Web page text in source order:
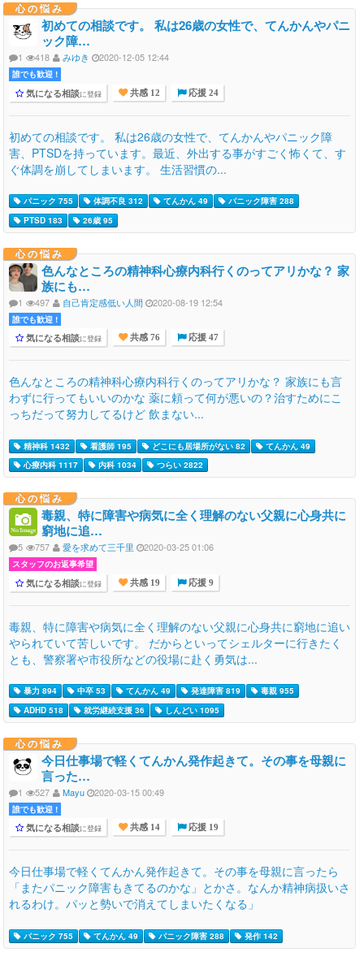
心の悩み
初めての相談です。 私は26歳の女性で、てんかんやパニ
ック障…
1 418 みゆき 2020-12-05 12:44
誰でも歓迎 !
気になる相談に登録 共感 12 応援 24
初めての相談です。 私は26歳の女性で、てんかんやパニック障
害、PTSDを持っています。最近、外出する事がすごく怖くて、す
ぐ体調を崩してしまいます。 生活習慣の...
パニック 755 体調不良 312 てんかん 49
パニック障害 288
PTSD 183
26歳 95
心の悩み
色んなところの精神科心療内科行くのってアリかな？ 家
族にも…
1 497 自己肯定感低い人間 2020-08-19 12:54
誰でも歓迎 !
気になる相談に登録 共感 76 応援 47
色んなところの精神科心療内科行くのってアリかな？ 家族にも言
わずに行ってもいいのかな 薬に頼って何が悪いの？治すためにこ
っちだって努力してるけど 飲まない...
精神科 1432 看護師 195 どこにも居場所がない 82
てんかん 49
心療内科 1117
内科 1034 つらい 2822
心の悩み
毒親、特に障害や病気に全く理解のない父親に心身共に
窮地に追…
5 757 愛を求めて三千里 2020-03-25 01:06
スタッフのお返事希望
気になる相談に登録 共感 19 応援 9
毒親、特に障害や病気に全く理解のない父親に心身共に窮地に追い
やられていて苦しいです。 だからといってシェルターに行きたく
とも、警察署や市役所などの役場に赴く勇気は...
暴力 894 中卒 53 てんかん 49 発達障害 819
毒親 955
ADHD 518
就労継続支援 36 しんどい 1095
心の悩み
今日仕事場で軽くてんかん発作起きて。その事を母親に
言った…
1 527 Mayu 2020-03-15 00:49
誰でも歓迎 !
気になる相談に登録 共感 14 応援 19
今日仕事場で軽くてんかん発作起きて。その事を母親に言ったら
「またパニック障害もきてるのかな」とかさ。なんか精神病扱いさ
れるわけ。パッと勢いで消えてしまいたくなる」
パニック 755 てんかん 49 パニック障害 288 発作 142